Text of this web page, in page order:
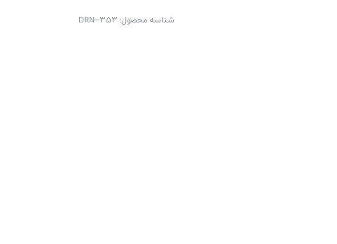
شناسه محصول:DRN-353